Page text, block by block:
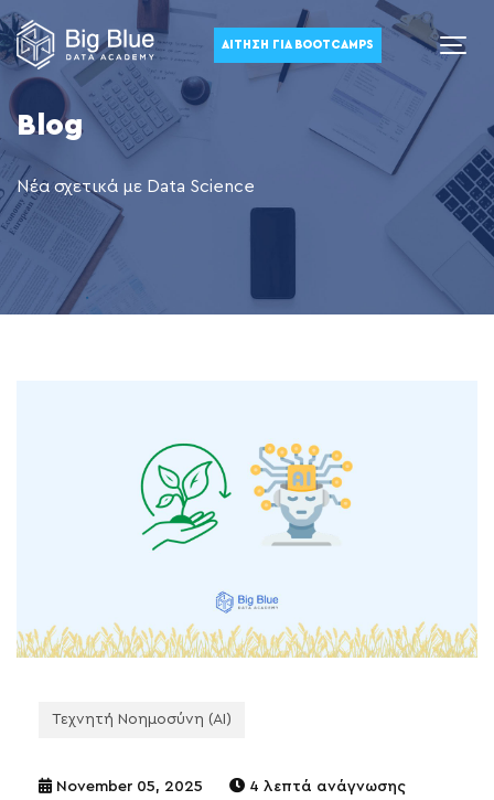
ΑΊΤΗΣΗ ΓΙΑ BOOTCAMPS
Blog
Νέα σχετικά με Data Science
Τεχνητή Νοημοσύνη (AI)
November 05, 2025 4 λεπτά ανάγνωσης